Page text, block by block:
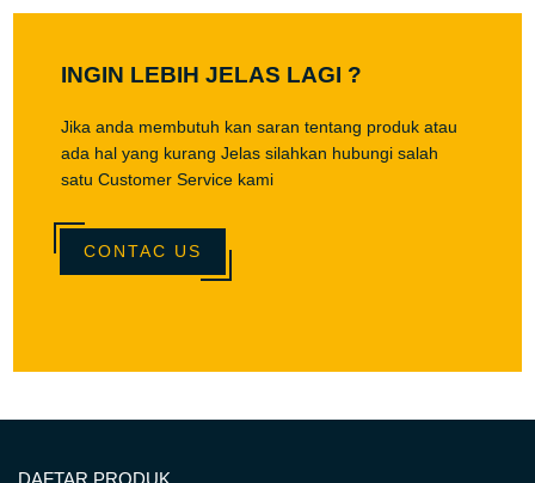
INGIN LEBIH JELAS LAGI ?
Jika anda membutuh kan saran tentang produk atau
ada hal yang kurang Jelas silahkan hubungi salah
satu Customer Service kami
CONTAC US
DAFTAR PRODUK